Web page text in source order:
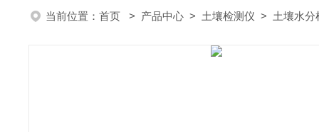
当前位置： 首页 > 产品中心 > 土壤检测仪 > 土壤水分